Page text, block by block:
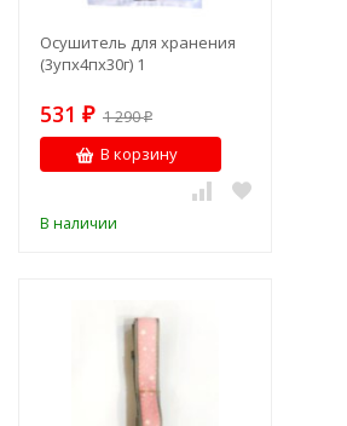
Осушитель для хранения
(3упх4пх30г) 1
531 ₽ 1 290₽
В корзину
В наличии